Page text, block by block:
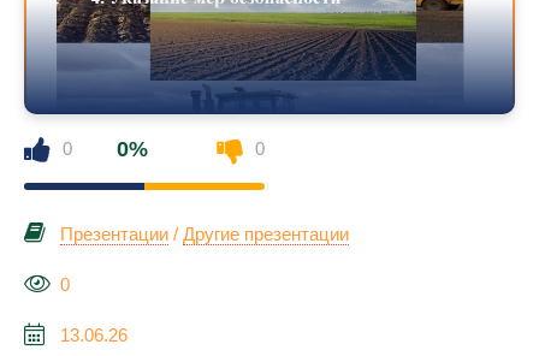
0 0% 0
Презентации / Другие презентации
0
13.06.26